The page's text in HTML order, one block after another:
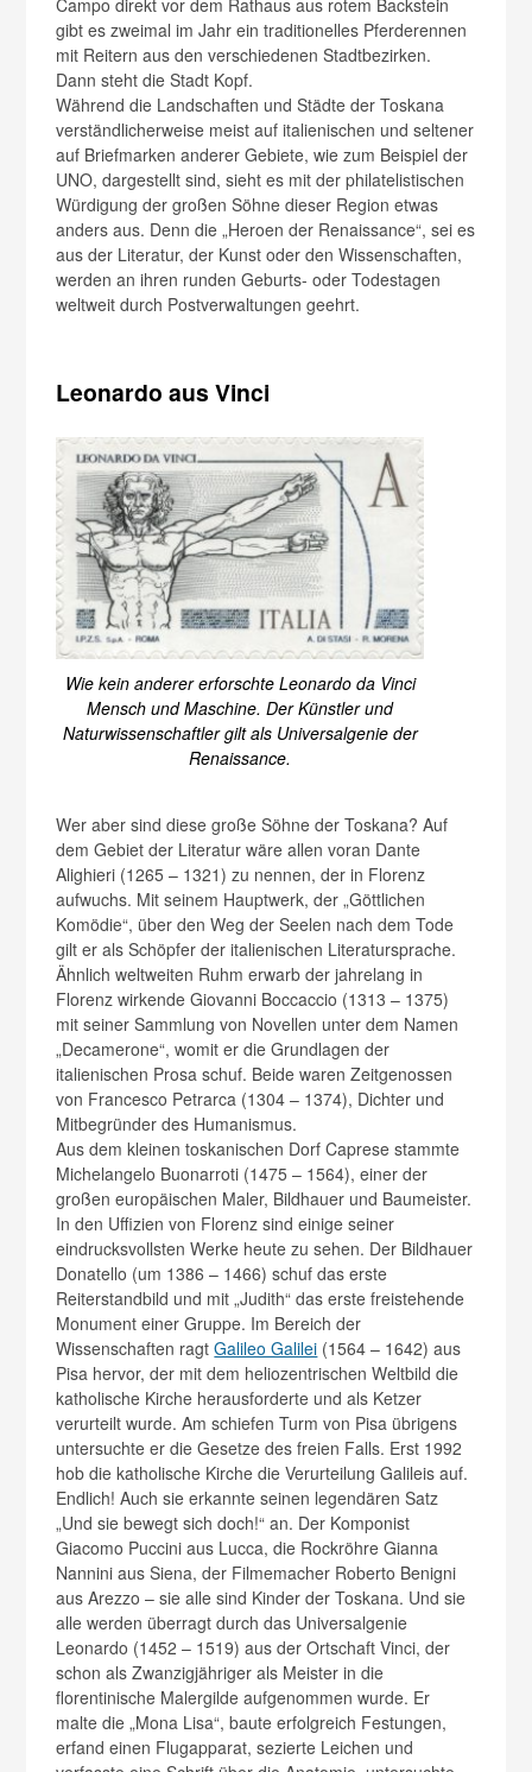
Campo direkt vor dem Rathaus aus rotem Backstein
gibt es zweimal im Jahr ein traditionelles Pferderennen
mit Reitern aus den verschiedenen Stadtbezirken.
Dann steht die Stadt Kopf.
Während die Landschaften und Städte der Toskana
verständlicherweise meist auf italienischen und seltener
auf Briefmarken anderer Gebiete, wie zum Beispiel der
UNO, dargestellt sind, sieht es mit der philatelistischen
Würdigung der großen Söhne dieser Region etwas
anders aus. Denn die „Heroen der Renaissance“, sei es
aus der Literatur, der Kunst oder den Wissenschaften,
werden an ihren runden Geburts- oder Todestagen
weltweit durch Postverwaltungen geehrt.
Leonardo aus Vinci
Wie kein anderer erforschte Leonardo da Vinci
Mensch und Maschine. Der Künstler und
Naturwissenschaftler gilt als Universalgenie der
Renaissance.
Wer aber sind diese große Söhne der Toskana? Auf
dem Gebiet der Literatur wäre allen voran Dante
Alighieri (1265 – 1321) zu nennen, der in Florenz
aufwuchs. Mit seinem Hauptwerk, der „Göttlichen
Komödie“, über den Weg der Seelen nach dem Tode
gilt er als Schöpfer der italienischen Literatursprache.
Ähnlich weltweiten Ruhm erwarb der jahrelang in
Florenz wirkende Giovanni Boccaccio (1313 – 1375)
mit seiner Sammlung von Novellen unter dem Namen
„Decamerone“, womit er die Grundlagen der
italienischen Prosa schuf. Beide waren Zeitgenossen
von Francesco Petrarca (1304 – 1374), Dichter und
Mitbegründer des Humanismus.
Aus dem kleinen toskanischen Dorf Caprese stammte
Michelangelo Buonarroti (1475 – 1564), einer der
großen europäischen Maler, Bildhauer und Baumeister.
In den Uffizien von Florenz sind einige seiner
eindrucksvollsten Werke heute zu sehen. Der Bildhauer
Donatello (um 1386 – 1466) schuf das erste
Reiterstandbild und mit „Judith“ das erste freistehende
Monument einer Gruppe. Im Bereich der
Wissenschaften ragtGalileo Galilei (1564 – 1642) aus
Pisa hervor, der mit dem heliozentrischen Weltbild die
katholische Kirche herausforderte und als Ketzer
verurteilt wurde. Am schiefen Turm von Pisa übrigens
untersuchte er die Gesetze des freien Falls. Erst 1992
hob die katholische Kirche die Verurteilung Galileis auf.
Endlich! Auch sie erkannte seinen legendären Satz
„Und sie bewegt sich doch!“ an. Der Komponist
Giacomo Puccini aus Lucca, die Rockröhre Gianna
Nannini aus Siena, der Filmemacher Roberto Benigni
aus Arezzo – sie alle sind Kinder der Toskana. Und sie
alle werden überragt durch das Universalgenie
Leonardo (1452 – 1519) aus der Ortschaft Vinci, der
schon als Zwanzigjähriger als Meister in die
florentinische Malergilde aufgenommen wurde. Er
malte die „Mona Lisa“, baute erfolgreich Festungen,
erfand einen Flugapparat, sezierte Leichen und